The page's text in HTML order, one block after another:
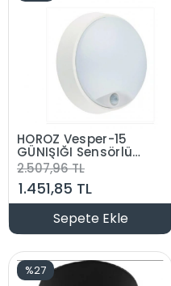
HOROZ Vesper-15
GÜNIŞIĞI Sensörlü
Yuvarlak 18w Led
Duvar Aplik Dış
Mekan Armatür
4000k 220 Volt 15
Watt IP54
2.507,96 TL
1.451,85 TL
Sepete Ekle
%27